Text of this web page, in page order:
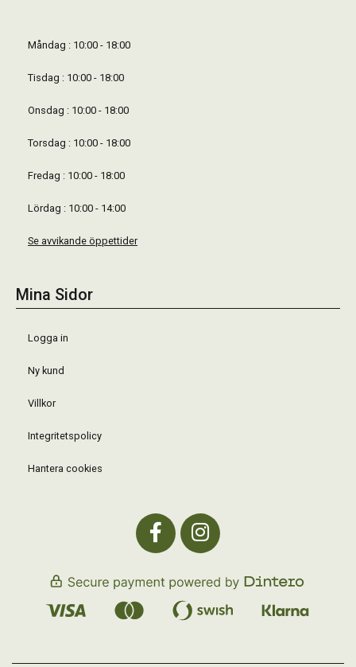
Måndag : 10:00 - 18:00
Tisdag : 10:00 - 18:00
Onsdag : 10:00 - 18:00
Torsdag : 10:00 - 18:00
Fredag : 10:00 - 18:00
Lördag : 10:00 - 14:00
Se avvikande öppettider
Mina Sidor
Logga in
Ny kund
Villkor
Integritetspolicy
Hantera cookies